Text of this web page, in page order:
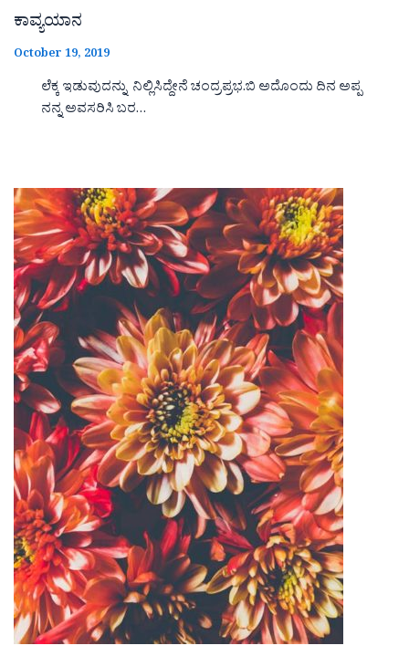
ಕಾವ್ಯಯಾನ
October 19, 2019
ಲೆಕ್ಕ ಇಡುವುದನ್ನು ನಿಲ್ಲಿಸಿದ್ದೇನೆ ಚಂದ್ರಪ್ರಭ.ಬಿ ಅದೊಂದು ದಿನ ಅಪ್ಪ
ನನ್ನ ಅವಸರಿಸಿ ಬರ…